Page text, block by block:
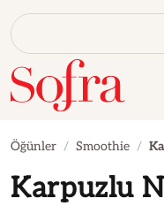
Öğünler Smoothie
Karpuzlu